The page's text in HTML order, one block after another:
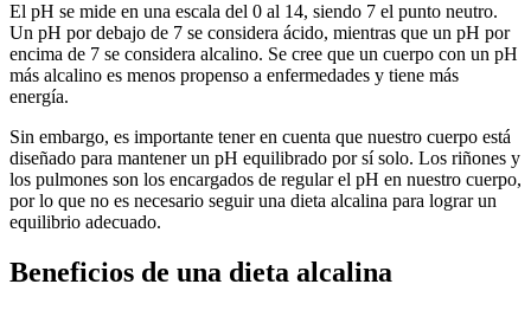
El pH se mide en una escala del 0 al 14, siendo 7 el punto neutro.
Un pH por debajo de 7 se considera ácido, mientras que un pH por
encima de 7 se considera alcalino. Se cree que un cuerpo con un pH
más alcalino es menos propenso a enfermedades y tiene más
energía.
Sin embargo, es importante tener en cuenta que nuestro cuerpo está
diseñado para mantener un pH equilibrado por sí solo. Los riñones y
los pulmones son los encargados de regular el pH en nuestro cuerpo,
por lo que no es necesario seguir una dieta alcalina para lograr un
equilibrio adecuado.
Beneficios de una dieta alcalina